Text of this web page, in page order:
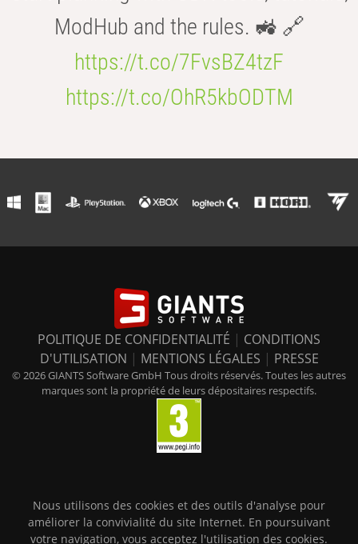
ModHub and the rules. 🚜 🔗
https://t.co/7FvsBZ4tzF
https://t.co/OhR5kbODTM
POLITIQUE DE CONFIDENTIALITÉ | CONDITIONS
D'UTILISATION | MENTIONS LÉGALES | PRESSE
© 2026 GIANTS Software GmbH Tous droits réservés. Toutes les autres
marques sont la propriété de leurs dépositaires respectifs.
Nous utilisons des cookies et des outils d'analyse pour
améliorer la convivialité du site Internet. En poursuivant
votre navigation, vous acceptez l'utilisation des cookies.